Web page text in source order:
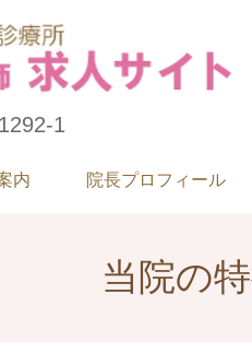
1
内 院長プロフィール
当院の